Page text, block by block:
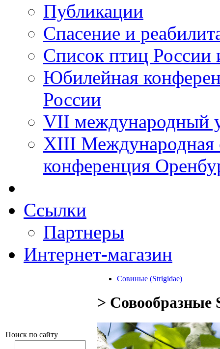
Публикации
Спасение и
Список птиц России
Юбилейная
России
VII международный
XIII Международная
конференция
Ссылки
Партнеры
Интернет-магазин
Поиск по сайту
Совиные (Strigidae)
>